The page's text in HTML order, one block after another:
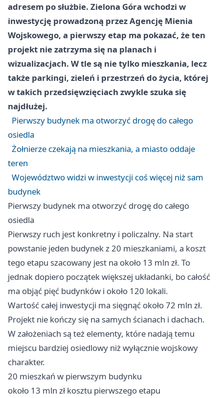
adresem po służbie. Zielona Góra wchodzi w
inwestycję prowadzoną przez Agencję Mienia
Wojskowego, a pierwszy etap ma pokazać, że ten
projekt nie zatrzyma się na planach i
wizualizacjach. W tle są nie tylko mieszkania, lecz
także parkingi, zieleń i przestrzeń do życia, której
w takich przedsięwzięciach zwykle szuka się
najdłużej.
Pierwszy budynek ma otworzyć drogę do całego
osiedla
Żołnierze czekają na mieszkania, a miasto oddaje
teren
Województwo widzi w inwestycji coś więcej niż sam
budynek
Pierwszy budynek ma otworzyć drogę do całego
osiedla
Pierwszy ruch jest konkretny i policzalny. Na start
powstanie jeden budynek z 20 mieszkaniami, a koszt
tego etapu szacowany jest na około 13 mln zł. To
jednak dopiero początek większej układanki, bo całość
ma objąć pięć budynków i około 120 lokali.
Wartość całej inwestycji ma sięgnąć około 72 mln zł.
Projekt nie kończy się na samych ścianach i dachach.
W założeniach są też elementy, które nadają temu
miejscu bardziej osiedlowy niż wyłącznie wojskowy
charakter.
20 mieszkań w pierwszym budynku
około 13 mln zł kosztu pierwszego etapu